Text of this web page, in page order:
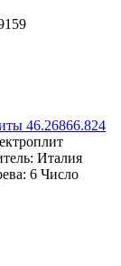
46.26866.824
Италия
6 Число